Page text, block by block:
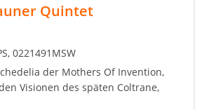
Quintet
0221491MSW
der Mothers Of Invention,
Visionen des späten Coltrane,